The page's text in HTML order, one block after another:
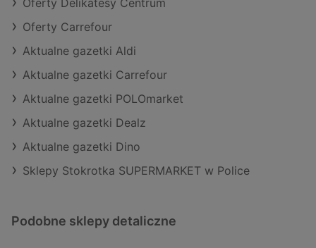
Oferty Delikatesy Centrum
Oferty Carrefour
Aktualne gazetki Aldi
Aktualne gazetki Carrefour
Aktualne gazetki POLOmarket
Aktualne gazetki Dealz
Aktualne gazetki Dino
Sklepy Stokrotka SUPERMARKET w Police
Podobne sklepy detaliczne